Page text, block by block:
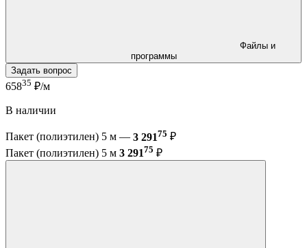
программы
Задать вопрос
65835 ₽/м
В наличии
Пакет (полиэтилен) 5 м — 3 29175 ₽
Пакет (полиэтилен) 5 м 3 29175 ₽